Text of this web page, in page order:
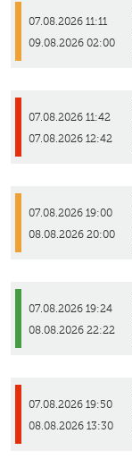
07.08.2026 11:11
09.08.2026 02:00
07.08.2026 11:42
07.08.2026 12:42
07.08.2026 19:00
08.08.2026 20:00
07.08.2026 19:24
08.08.2026 22:22
07.08.2026 19:50
08.08.2026 13:30